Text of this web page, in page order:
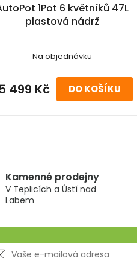
1Pot 6 květníků 47L
plastová nádrž
Na objednávku
DO KOŠÍKU
499 Kč
á
d
í
p
Kamenné prodejny
V Teplicích a Ústí nad
Labem